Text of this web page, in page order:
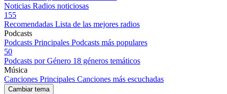
Noticias Radios noticiosas
155
Recomendadas Lista de las mejores radios
Podcasts
Podcasts Principales Podcasts más populares
50
Podcasts por Género 18 géneros temáticos
Música
Canciones Principales Canciones más escuchadas
Cambiar tema